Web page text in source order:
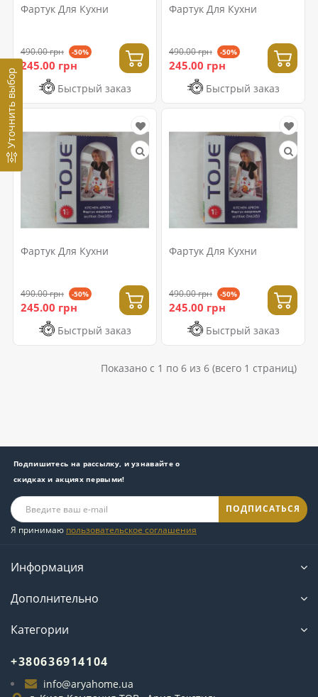
Уточнить выбор
Фартук Для Кухни
490.00 грн -50%
245.00 грн
Быстрый заказ
Фартук Для Кухни
490.00 грн -50%
245.00 грн
Быстрый заказ
Фартук Для Кухни
490.00 грн -50%
245.00 грн
Быстрый заказ
Фартук Для Кухни
490.00 грн -50%
245.00 грн
Быстрый заказ
Показано с 1 по 6 из 6 (всего 1 страниц)
Подпишитесь на рассылку, и узнавайте о
скидках и акциях первыми!
ПОДПИСАТЬСЯ
Я принимаю пользовательское соглашения
Информация
Дополнительно
Категории
+380636914104
info@aryahome.ua